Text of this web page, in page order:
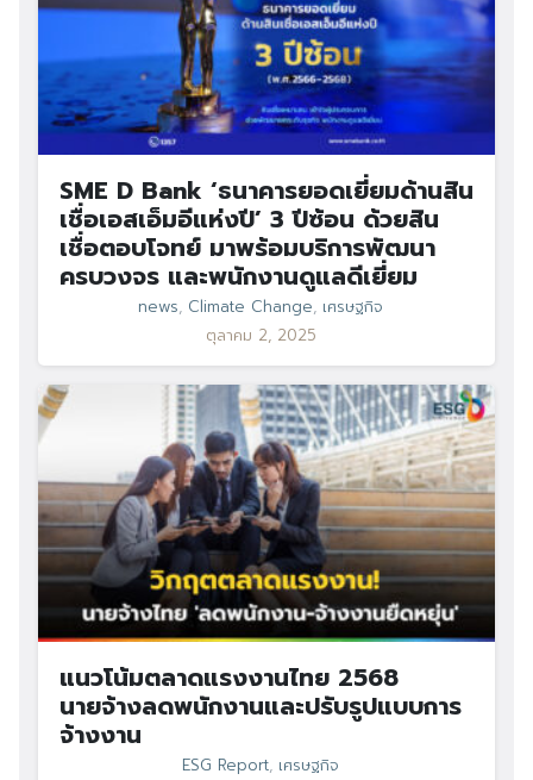
SME D Bank ‘ธนาคารยอดเยี่ยมด้านสิน
เชื่อเอสเอ็มอีแห่งปี’ 3 ปีซ้อน ด้วยสิน
เชื่อตอบโจทย์ มาพร้อมบริการพัฒนา
ครบวงจร และพนักงานดูแลดีเยี่ยม
news, Climate Change, เศรษฐกิจ
ตุลาคม 2, 2025
แนวโน้มตลาดแรงงานไทย 2568
นายจ้างลดพนักงานและปรับรูปแบบการ
จ้างงาน
ESG Report, เศรษฐกิจ